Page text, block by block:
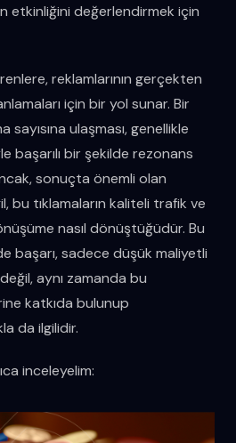
etkinliğini değerlendirmek için
reklamlarının gerçekten
için bir yol sunar. Bir
sayısına ulaşması, genellikle
başarılı bir şekilde rezonans
sonuçta önemli olan
bu tıklamaların kaliteli trafik ve
nasıl dönüştüğüdür. Bu
başarı, sadece düşük maliyetli
aynı zamanda bu
katkıda bulunup
da ilgilidir.
inceleyelim: